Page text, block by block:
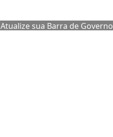
Atualize sua Barra de Governo